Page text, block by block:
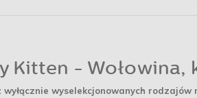
Kitten - Wołowina,
wyselekcjonowanych rodzajów